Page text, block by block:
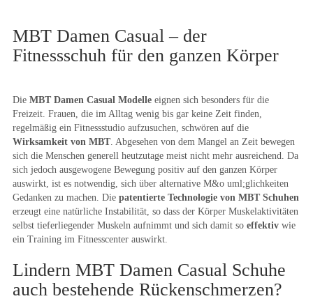
MBT Damen Casual – der
Fitnessschuh für den ganzen Körper
Die MBT Damen Casual Modelle eignen sich besonders für die
Freizeit. Frauen, die im Alltag wenig bis gar keine Zeit finden,
regelmäßig ein Fitnessstudio aufzusuchen, schwören auf die
Wirksamkeit von MBT. Abgesehen von dem Mangel an Zeit bewegen
sich die Menschen generell heutzutage meist nicht mehr ausreichend. Da
sich jedoch ausgewogene Bewegung positiv auf den ganzen Körper
auswirkt, ist es notwendig, sich über alternative M&o uml;glichkeiten
Gedanken zu machen. Die patentierte Technologie von MBT Schuhen
erzeugt eine natürliche Instabilität, so dass der Körper Muskelaktivitäten
selbst tieferliegender Muskeln aufnimmt und sich damit so effektiv wie
ein Training im Fitnesscenter auswirkt.
Lindern MBT Damen Casual Schuhe
auch bestehende Rückenschmerzen?